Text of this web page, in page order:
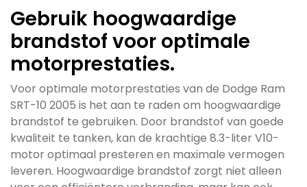
Gebruik hoogwaardige
brandstof voor optimale
motorprestaties.
Voor optimale motorprestaties van de Dodge Ram
SRT-10 2005 is het aan te raden om hoogwaardige
brandstof te gebruiken. Door brandstof van goede
kwaliteit te tanken, kan de krachtige 8.3-liter V10-
motor optimaal presteren en maximale vermogen
leveren. Hoogwaardige brandstof zorgt niet alleen